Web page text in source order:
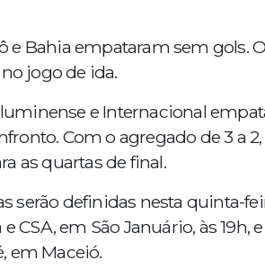
e Bahia empataram sem gols.
jogo de ida.
e Internacional
Com o agregado de 3 a
as quartas de final.
serão definidas nesta quinta-
CSA, em São Januário, às 19h,
em Maceió.